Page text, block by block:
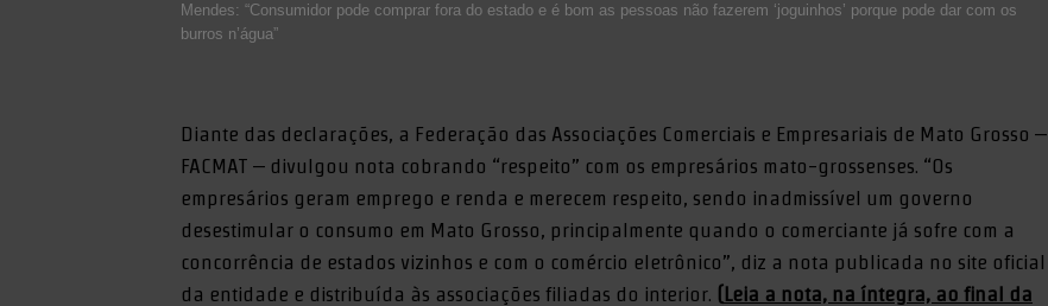
Mendes: “Consumidor pode comprar fora do estado e é bom as pessoas não fazerem ‘joguinhos’ porque pode dar com os
burros n’água”
Diante das declarações, a Federação das Associações Comerciais e Empresariais de Mato Grosso –
FACMAT – divulgou nota cobrando “respeito” com os empresários mato-grossenses. “Os
empresários geram emprego e renda e merecem respeito, sendo inadmissível um governo
desestimular o consumo em Mato Grosso, principalmente quando o comerciante já sofre com a
concorrência de estados vizinhos e com o comércio eletrônico”, diz a nota publicada no site oficial
da entidade e distribuída às associações filiadas do interior. (Leia a nota, na íntegra, ao final da